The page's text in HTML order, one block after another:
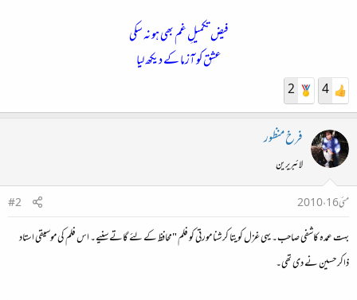
فیضتکمیلِ غم بھی ہو نہ سکی
عشق کو آزما کے دیکھ لیا
4
2
فرخ منظور
لائبریرین
مئی 16، 2010
#2
بہت عمدہ کاشفی صاحب۔ یہی غزل کویتا کرشنا مورتی کو فلم "محافظ کے لئے گاتے سنیے۔ اس فلم کی موسیقی استاد
ذاکر حسین نے دی تھی۔